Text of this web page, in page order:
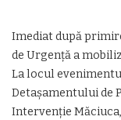
​Imediat după
de Urgență a
La locul
Detașamentului de
Intervenție